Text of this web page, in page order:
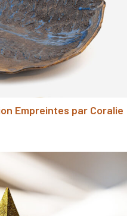
Empreintes par Coralie